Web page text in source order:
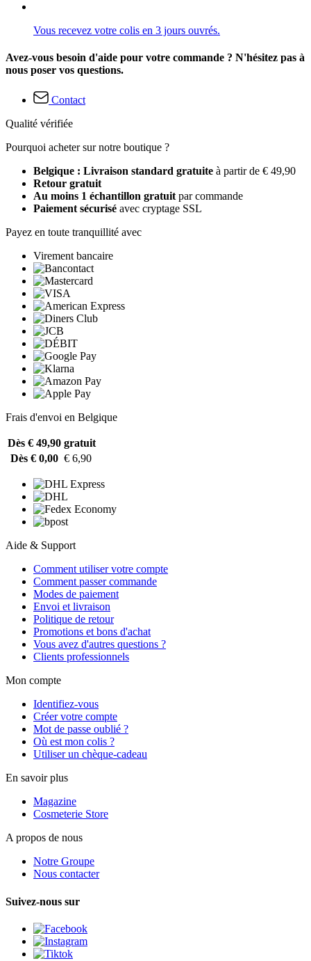
Vous recevez votre colis en 3 jours ouvrés.
Avez-vous besoin d'aide pour votre commande ? N'hésitez pas à
nous poser vos questions.
Contact
Qualité vérifiée
Pourquoi acheter sur notre boutique ?
Belgique : Livraison standard gratuite à partir de € 49,90
Retour gratuit
Au moins 1 échantillon gratuitpar commande
Paiement sécurisé avec cryptage SSL
Payez en toute tranquillité avec
Virement bancaire
Frais d'envoi en Belgique
Dès € 49,90 gratuit
Dès € 0,00 € 6,90
Aide & Support
Comment utiliser votre compte
Comment passer commande
Modes de paiement
Envoi et livraison
Politique de retour
Promotions et bons d'achat
Vous avez d'autres questions ?
Clients professionnels
Mon compte
Identifiez-vous
Créer votre compte
Mot de passe oublié ?
Où est mon colis ?
Utiliser un chèque-cadeau
En savoir plus
Magazine
Cosmeterie Store
A propos de nous
Notre Groupe
Nous contacter
Suivez-nous sur